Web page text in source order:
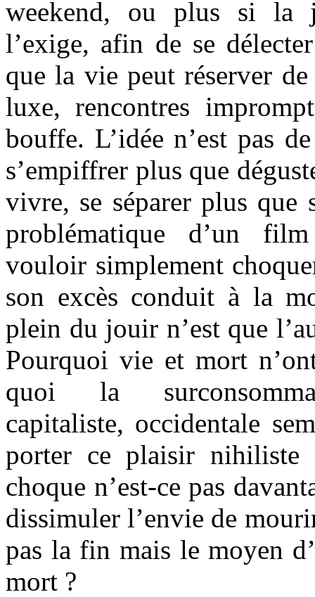
weekend, ou plus si la
l’exige, afin de se
que la vie peut réserver
luxe, rencontres
bouffe. L’idée n’est pas
s’empiffrer plus que
vivre, se séparer plus que
problématique d’un
vouloir simplement
son excès conduit à la
plein du jouir n’est que
Pourquoi vie et mort
quoi la
capitaliste, occidentale
porter ce plaisir
choque n’est-ce pas
dissimuler l’envie de
pas la fin mais le moyen
mort ?